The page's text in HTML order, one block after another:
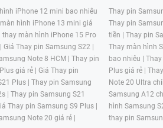
iPhone 12 mini bao nhiêu
hình iPhone 13 mini giá
thay màn hình iPhone 15 Pro
Giá Thay pin Samsung S22 |
Note 8 HCM | Thay pin
giá rẻ | Giá Thay pin
Plus | Thay pin Samsung
| Thay pin Samsung S21
Thay pin Samsung S9 Plus |
Note 20 giá rẻ |
Thay pin
Thay pin
tiền | Thay pin
Thay màn hình
bao nhiêu |
Plus giá rẻ |
Note 20 Ultra
Samsung A12
hình Samsung
thay pin